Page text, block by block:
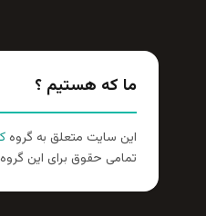
ما که هستیم ؟
این سایت متعلق به گروه
تمامی حقوق برای این